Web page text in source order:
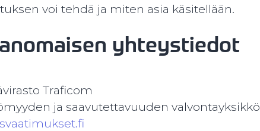
voi tehdä ja miten asia käsitellään.
yhteystiedot
Traficom
ja saavutettavuuden valvontayksikkö